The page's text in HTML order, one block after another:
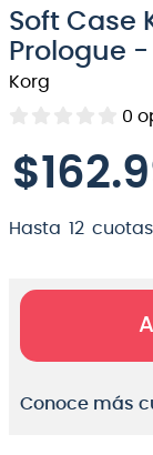
Soft Case
Prologue -
Korg
0
$162.
Hasta 12
Conoce más
5 .
amplificador
6.
guitarra
7.
9 .
micrófono